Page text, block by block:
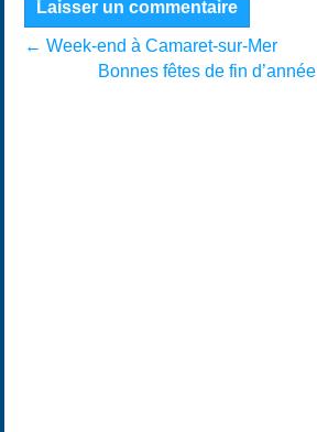
← Week-end à Camaret-sur-Mer
Bonnes fêtes de fin d’année